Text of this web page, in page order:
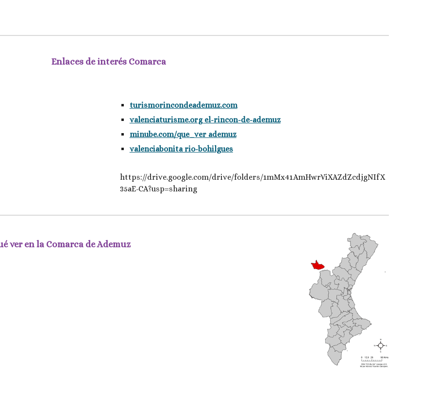
Enlaces de interés Comarca
turismorincondeademuz.com
valenciaturisme.org el-rincon-de-ademuz
minube.com/que_ver ademuz
valenciabonita rio-bohilgues
https://drive.google.com/drive/folders/1mMx41AmHwrViXAZdZcdjgNIfX
35aE-CA?usp=sharing
ver en la Comarca de Ademuz